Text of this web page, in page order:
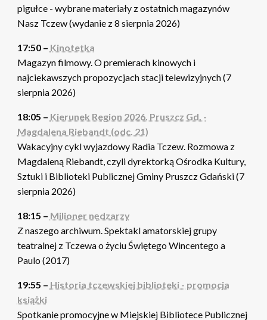
pigułce - wybrane materiały z ostatnich magazynów
Nasz Tczew (wydanie z 8 sierpnia 2026)
17:50 – Kinotetka
Magazyn filmowy. O premierach kinowych i
najciekawszych propozycjach stacji telewizyjnych (7
sierpnia 2026)
18:05 – Kierunek Region 2026. Pruszcz Gd. -
Magdalena Riebandt (odc. 21)
Wakacyjny cykl wyjazdowy Radia Tczew. Rozmowa z
Magdaleną Riebandt, czyli dyrektorką Ośrodka Kultury,
Sztuki i Biblioteki Publicznej Gminy Pruszcz Gdański (7
sierpnia 2026)
18:15 – Milioner nędzarzy
Z naszego archiwum. Spektakl amatorskiej grupy
teatralnej z Tczewa o życiu Świętego Wincentego a
Paulo (2017)
19:55 – Historia tczewskiej biblioteki - promocja
książki
Spotkanie promocyjne w Miejskiej Bibliotece Publicznej